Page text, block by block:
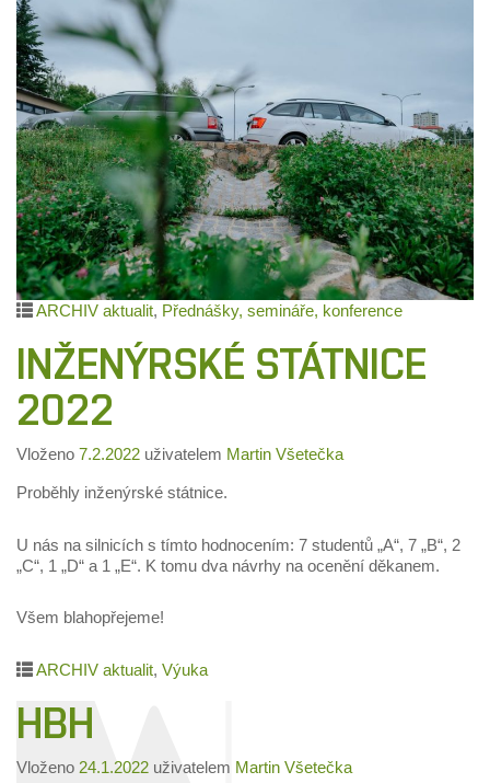
ARCHIV aktualit, Přednášky, semináře, konference
INŽENÝRSKÉ STÁTNICE
2022
Vloženo 7.2.2022 uživatelem Martin Všetečka
Proběhly inženýrské státnice.
U nás na silnicích s tímto hodnocením: 7 studentů „A“, 7 „B“, 2
„C“, 1 „D“ a 1 „E“. K tomu dva návrhy na ocenění děkanem.
Všem blahopřejeme!
ARCHIV aktualit, Výuka
HBH
Vloženo 24.1.2022 uživatelem Martin Všetečka